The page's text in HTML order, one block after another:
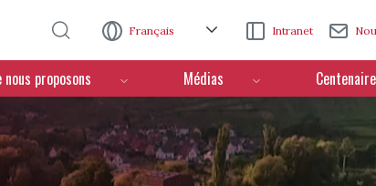
Français Intranet
nous proposons Médias